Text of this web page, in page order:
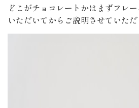
どこがチョコレートかはまずフレ
いただいてからご説明させていただ